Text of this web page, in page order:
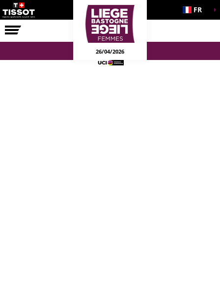
COURSE FR
26/04/2026